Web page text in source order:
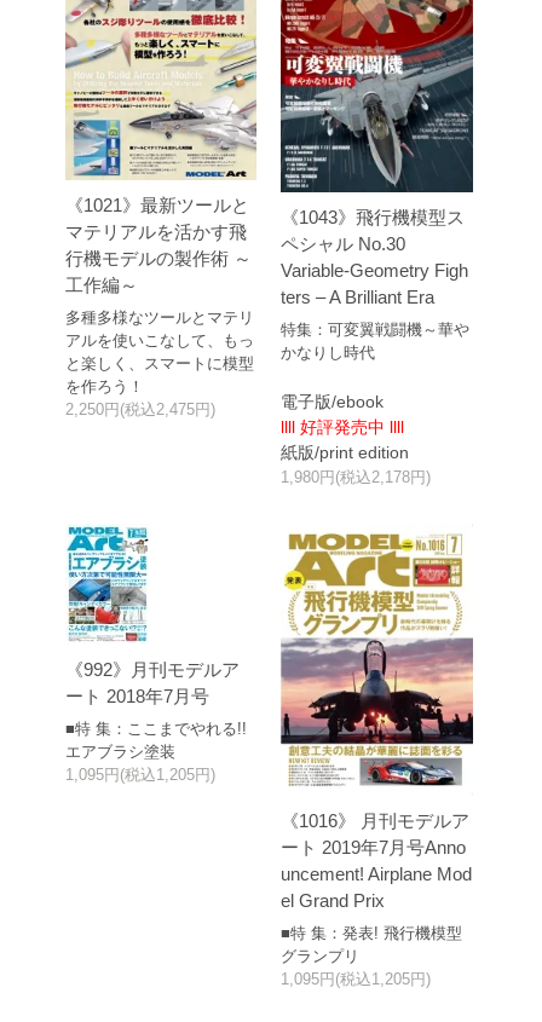
《1021》最新ツールと
マテリアルを活かす飛
行機モデルの製作術 ～
工作編～
多種多様なツールとマテリ
アルを使いこなして、もっ
と楽しく、スマートに模型
を作ろう！
2,250円(税込2,475円)
《1043》飛行機模型ス
ペシャル No.30
Variable-Geometry Figh
ters – A Brilliant Era
特集：可変翼戦闘機～華や
かなりし時代
電子版/ebook
llll 好評発売中 llll
紙版/print edition
1,980円(税込2,178円)
《992》月刊モデルア
ート 2018年7月号
■特 集：ここまでやれる!!
エアブラシ塗装
1,095円(税込1,205円)
《1016》 月刊モデルア
ート 2019年7月号Anno
uncement! Airplane Mod
el Grand Prix
■特 集：発表! 飛行機模型
グランプリ
1,095円(税込1,205円)